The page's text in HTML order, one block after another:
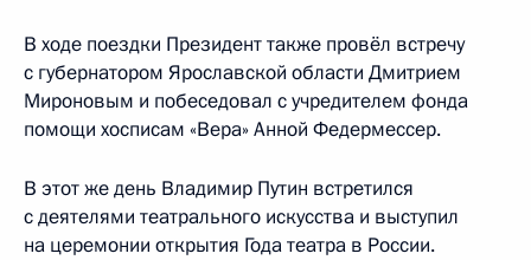
В ходе поездки Президент также провёл встречу
с губернатором Ярославской области Дмитрием
Мироновым и побеседовал с учредителем фонда
помощи хосписам «Вера» Анной Федермессер.
В этот же день Владимир Путин встретился
с деятелями театрального искусства и выступил
на церемонии открытия Года театра в России.